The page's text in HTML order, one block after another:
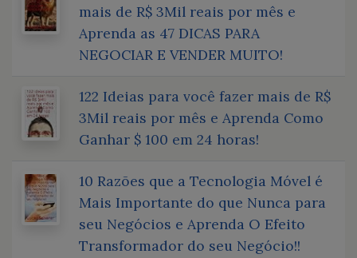
mais de R$ 3Mil reais por mês e
Aprenda as 47 DICAS PARA
NEGOCIAR E VENDER MUITO!
122 Ideias para você fazer mais de R$
3Mil reais por mês e Aprenda Como
Ganhar $ 100 em 24 horas!
10 Razões que a Tecnologia Móvel é
Mais Importante do que Nunca para
seu Negócios e Aprenda O Efeito
Transformador do seu Negócio!!